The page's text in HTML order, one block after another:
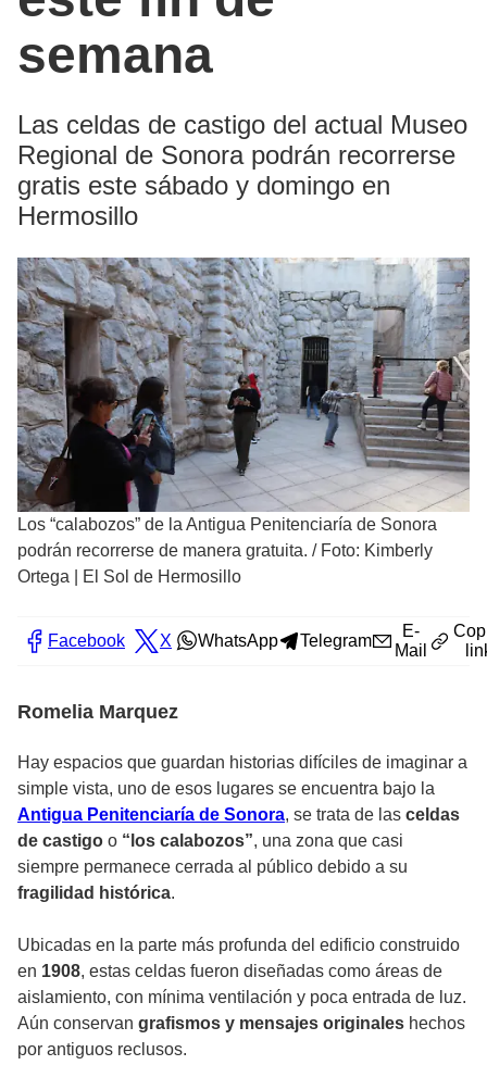
semana
Las celdas de castigo del actual Museo
Regional de Sonora podrán recorrerse
gratis este sábado y domingo en
Hermosillo
Los “calabozos” de la Antigua Penitenciaría de Sonora
podrán recorrerse de manera gratuita. / Foto: Kimberly
Ortega | El Sol de Hermosillo
Facebook X WhatsApp Telegram
E-
Mail
Romelia Marquez
Hay espacios que guardan historias difíciles de imaginar a
simple vista, uno de esos lugares se encuentra bajo la
Antigua Penitenciaría de Sonora, se trata de las celdas
de castigo o “los calabozos”, una zona que casi
siempre permanece cerrada al público debido a su
fragilidad histórica.
Ubicadas en la parte más profunda del edificio construido
en 1908, estas celdas fueron diseñadas como áreas de
aislamiento, con mínima ventilación y poca entrada de luz.
Aún conservan grafismos y mensajes originales hechos
por antiguos reclusos.